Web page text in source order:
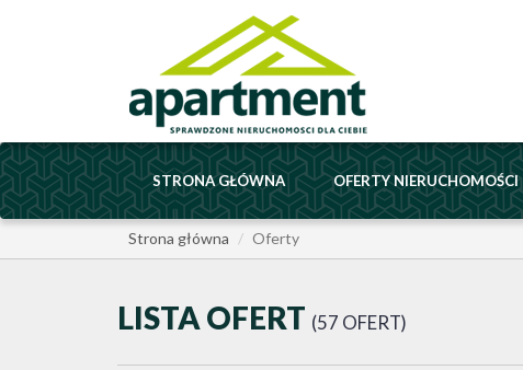
STRONA GŁÓWNA OFERTY NIERUCHOMOŚCI
Strona główna Oferty
LISTA OFERT 57 OFERT